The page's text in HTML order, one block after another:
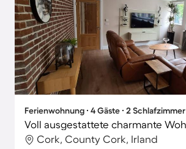
Ferienwohnung ∙ 4 Gäste ∙ 2 Schlafzimmer
Cork, County Cork, Irland